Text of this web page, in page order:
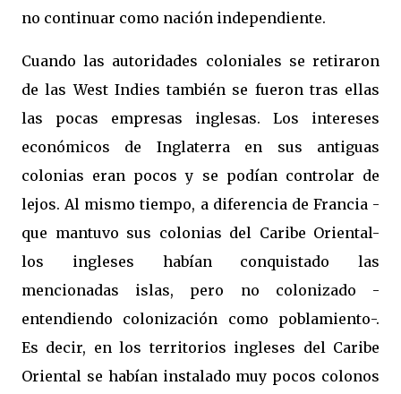
no continuar como nación independiente.
Cuando las autoridades coloniales se retiraron
de las West Indies también se fueron tras ellas
las pocas empresas inglesas. Los intereses
económicos de Inglaterra en sus antiguas
colonias eran pocos y se podían controlar de
lejos. Al mismo tiempo, a diferencia de Francia -
que mantuvo sus colonias del Caribe Oriental-
los ingleses habían conquistado las
mencionadas islas, pero no colonizado -
entendiendo colonización como poblamiento-.
Es decir, en los territorios ingleses del Caribe
Oriental se habían instalado muy pocos colonos